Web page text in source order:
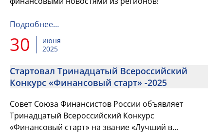
Подробнее…
30
июня
2025
Стартовал Тринадцатый Всероссийский
Конкурс «Финансовый старт» -2025
Совет Союза Финансистов России объявляет
Тринадцатый Всероссийский Конкурс
«Финансовый старт» на звание «Лучший в